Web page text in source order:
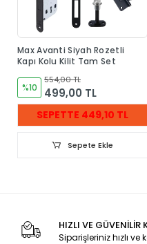
Max Avanti Siyah Rozetli
Kapı Kolu Kilit Tam Set
%10
554,00 TL
499,00 TL
SEPETTE 449,10 TL
Sepete Ekle
HIZLI VE GÜVENİLİR
Siparişleriniz hızlı